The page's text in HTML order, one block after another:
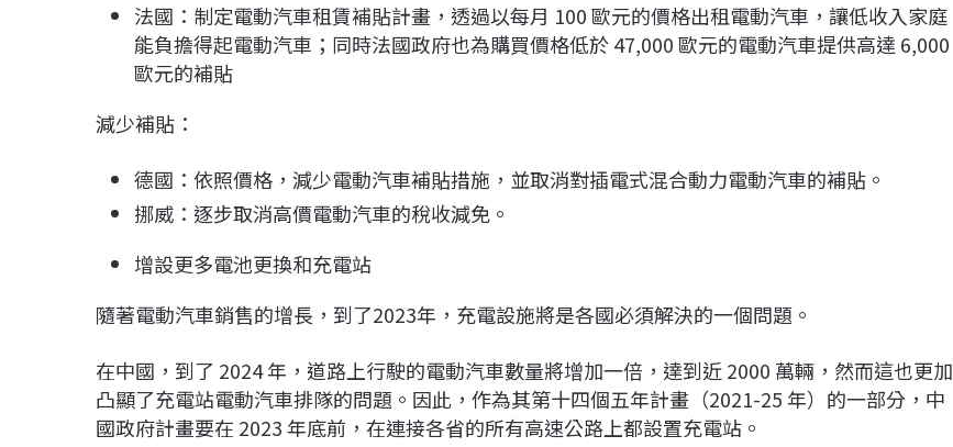
法國：制定電動汽車租賃補貼計畫，透過以每月 100 歐元的價格出租電動汽車，讓低收入家庭
能負擔得起電動汽車；同時法國政府也為購買價格低於 47,000 歐元的電動汽車提供高達 6,000
歐元的補貼
減少補貼：
德國：依照價格，減少電動汽車補貼措施，並取消對插電式混合動力電動汽車的補貼。
挪威：逐步取消高價電動汽車的稅收減免。
增設更多電池更換和充電站
隨著電動汽車銷售的增長，到了2023年，充電設施將是各國必須解決的一個問題。
在中國，到了 2024 年，道路上行駛的電動汽車數量將增加一倍，達到近 2000 萬輛，然而這也更加
凸顯了充電站電動汽車排隊的問題。因此，作為其第十四個五年計畫（2021-25 年）的一部分，中
國政府計畫要在 2023 年底前，在連接各省的所有高速公路上都設置充電站。